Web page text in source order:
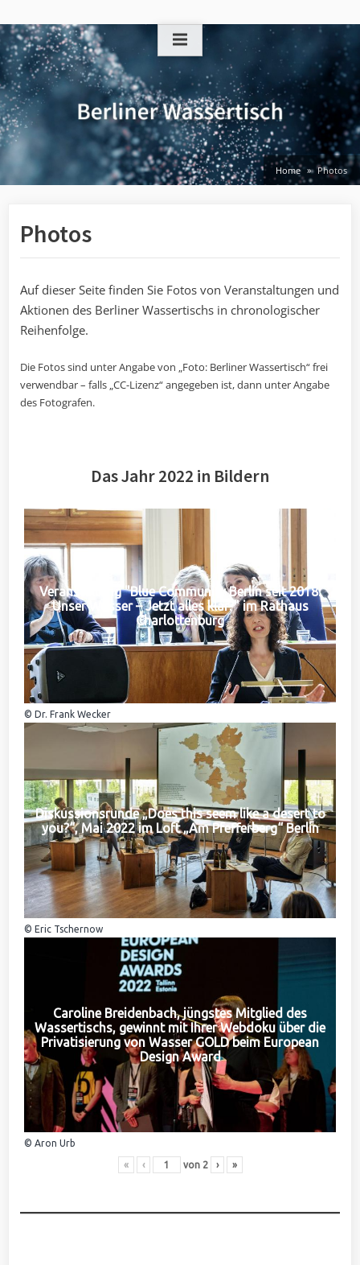
to
content
Home Photos
Photos
Auf dieser Seite finden Sie Fotos von Veranstaltungen und
Aktionen des Berliner Wassertischs in chronologischer
Reihenfolge.
Die Fotos sind unter Angabe von „Foto: Berliner Wassertisch“ frei
verwendbar – falls „CC-Lizenz“ angegeben ist, dann unter Angabe
des Fotografen.
Das Jahr 2022 in Bildern
Veranstaltung "Blue Community Berlin seit 2018:
Unser Wasser – Jetzt alles klar?" im Rathaus
Charlottenburg
© Dr. Frank Wecker
Diskussionsrunde „Does this seem like a desert to
you?“, Mai 2022 im Loft „Am Pfefferberg“ Berlin
© Eric Tschernow
Caroline Breidenbach, jüngstes Mitglied des
Wassertischs, gewinnt mit Ihrer Webdoku über die
Privatisierung von Wasser GOLD beim European
Design Award
© Aron Urb
« ‹ von 2 › »